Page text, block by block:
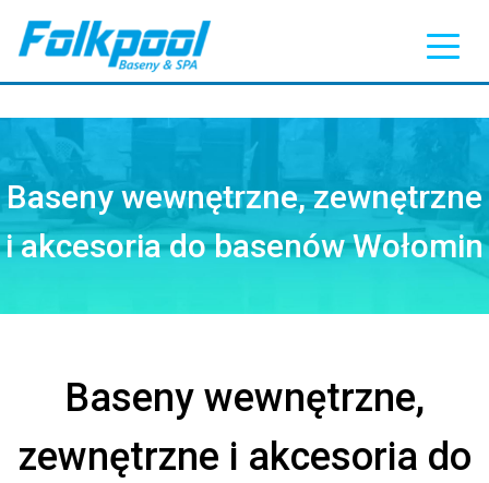
Baseny wewnętrzne, zewnętrzne
i akcesoria do basenów Wołomin
Baseny wewnętrzne,
zewnętrzne i akcesoria do